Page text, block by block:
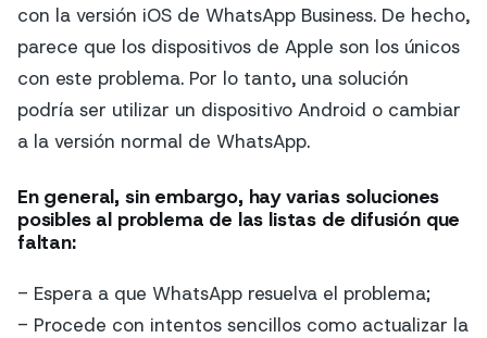
con la versión iOS de WhatsApp Business. De hecho,
parece que los dispositivos de Apple son los únicos
con este problema. Por lo tanto, una solución
podría ser utilizar un dispositivo Android o cambiar
a la versión normal de WhatsApp.
En general, sin embargo, hay varias soluciones
posibles al problema de las listas de difusión que
faltan:
- Espera a que WhatsApp resuelva el problema;
- Procede con intentos sencillos como actualizar la